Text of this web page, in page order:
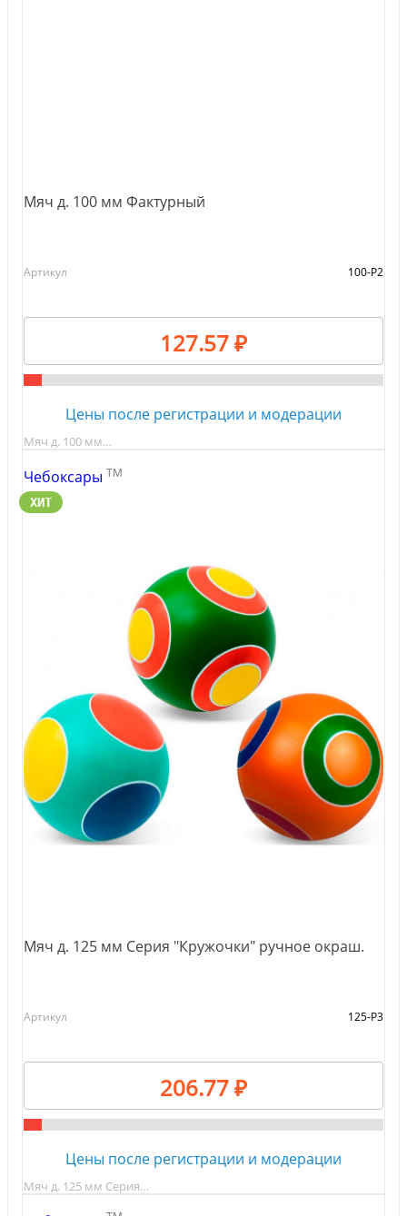
Мяч д. 100 мм Фактурный
Артикул 100-Р2
127.57 ₽
Цены после регистрации и модерации
Мяч д. 100 мм…
Чебоксары TM
ХИТ
Мяч д. 125 мм Серия "Кружочки" ручное окраш.
Артикул 125-Р3
206.77 ₽
Цены после регистрации и модерации
Мяч д. 125 мм Серия…